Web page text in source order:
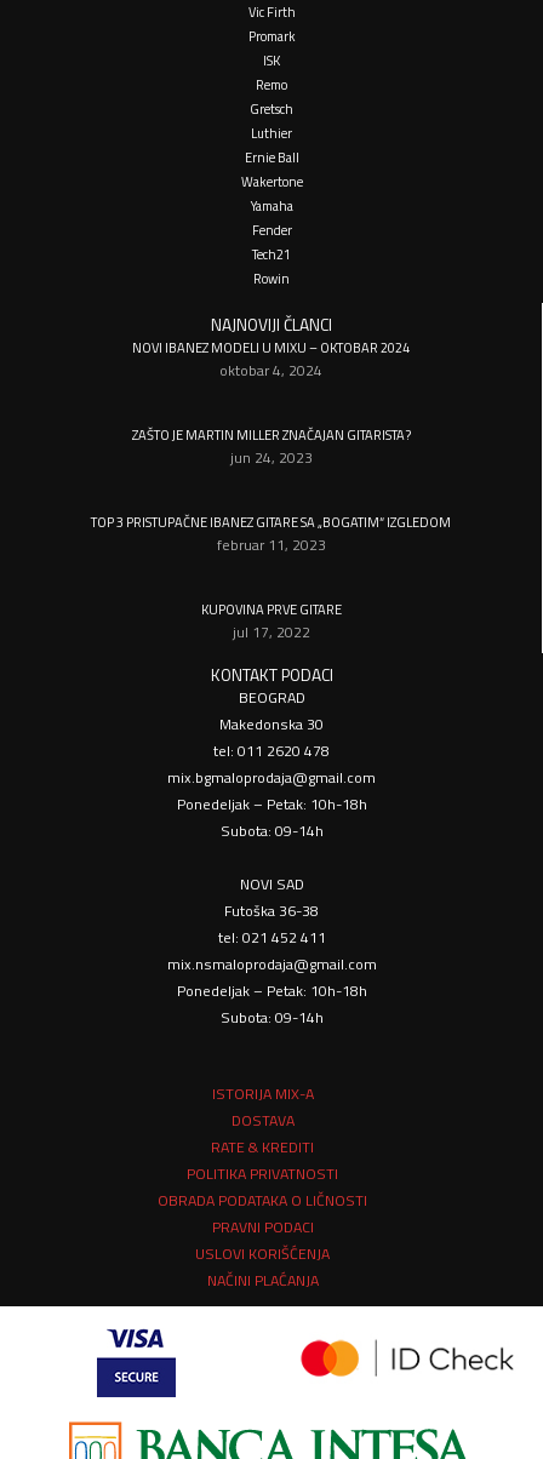
Vic Firth
Promark
ISK
Remo
Gretsch
Luthier
Ernie Ball
Wakertone
Yamaha
Fender
Tech21
Rowin
NAJNOVIJI ČLANCI
NOVI IBANEZ MODELI U MIXU – OKTOBAR 2024
oktobar 4, 2024
ZAŠTO JE MARTIN MILLER ZNAČAJAN GITARISTA?
jun 24, 2023
TOP 3 PRISTUPAČNE IBANEZ GITARE SA „BOGATIM“ IZGLEDOM
februar 11, 2023
KUPOVINA PRVE GITARE
jul 17, 2022
KONTAKT PODACI
BEOGRAD
Makedonska 30
tel: 011 2620 478
mix.bgmaloprodaja@gmail.com
Ponedeljak – Petak: 10h-18h
Subota: 09-14h
NOVI SAD
Futoška 36-38
tel: 021 452 411
mix.nsmaloprodaja@gmail.com
Ponedeljak – Petak: 10h-18h
Subota: 09-14h
ISTORIJA MIX-A
DOSTAVA
RATE & KREDITI
POLITIKA PRIVATNOSTI
OBRADA PODATAKA O LIČNOSTI
PRAVNI PODACI
USLOVI KORIŠĆENJA
NAČINI PLAĆANJA